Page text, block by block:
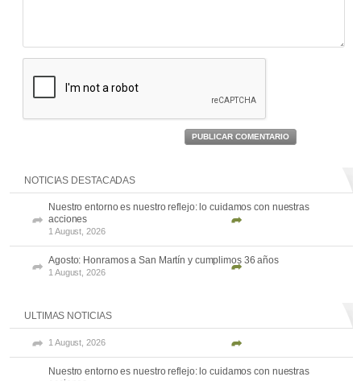
PUBLICAR COMENTARIO
NOTICIAS DESTACADAS
Nuestro entorno es nuestro reflejo: lo cuidamos con nuestras
acciones
1 August, 2026
Agosto: Honramos a San Martín y cumplimos 36 años
1 August, 2026
ULTIMAS NOTICIAS
1 August, 2026
Nuestro entorno es nuestro reflejo: lo cuidamos con nuestras